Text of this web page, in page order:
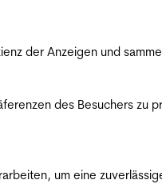
der Anzeigen und
des Besuchers zu
um eine